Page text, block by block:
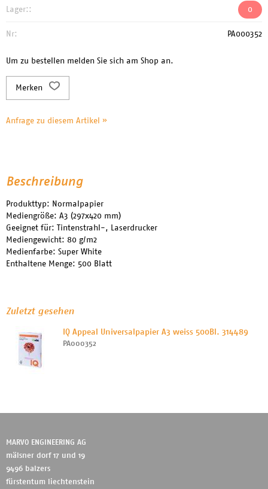
Lager:: 0
Nr: PA000352
Um zu bestellen melden Sie sich am Shop an.
Merken
Anfrage zu diesem Artikel »
Beschreibung
Produkttyp: Normalpapier
Mediengröße: A3 (297x420 mm)
Geeignet für: Tintenstrahl-, Laserdrucker
Mediengewicht: 80 g/m2
Medienfarbe: Super White
Enthaltene Menge: 500 Blatt
Zuletzt gesehen
IQ Appeal Universalpapier A3 weiss 500Bl. 314489
PA000352
MARVO ENGINEERING AG
mälsner dorf 17 und 19
9496 balzers
fürstentum liechtenstein